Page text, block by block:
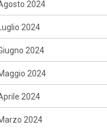
2024
Luglio 2024
2024
2024
2024
2024